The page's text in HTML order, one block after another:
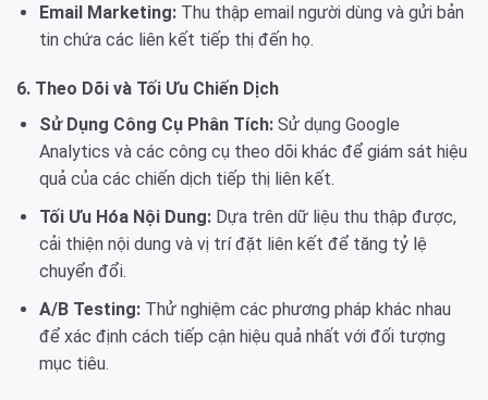
Email Marketing:Thu thập email người dùng và gửi bản
tin chứa các liên kết tiếp thị đến họ.
6. Theo Dõi và Tối Ưu Chiến Dịch
Sử Dụng Công Cụ Phân Tích:Sử dụng Google
Analytics và các công cụ theo dõi khác để giám sát hiệu
quả của các chiến dịch tiếp thị liên kết.
Tối Ưu Hóa Nội Dung:Dựa trên dữ liệu thu thập được,
cải thiện nội dung và vị trí đặt liên kết để tăng tỷ lệ
chuyển đổi.
A/B Testing:Thử nghiệm các phương pháp khác nhau
để xác định cách tiếp cận hiệu quả nhất với đối tượng
mục tiêu.